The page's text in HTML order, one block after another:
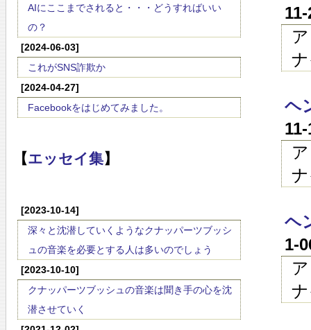
AIにここまでされると・・・どうすればいい
の？
[2024-06-03]
これがSNS詐欺か
[2024-04-27]
Facebookをはじめてみました。
【エッセイ集】
[2023-10-14]
深々と沈潜していくようなクナッパーツブッシ
ュの音楽を必要とする人は多いのでしょう
[2023-10-10]
クナッパーツブッシュの音楽は聞き手の心を沈
潜させていく
ヘ
ヘ
1-